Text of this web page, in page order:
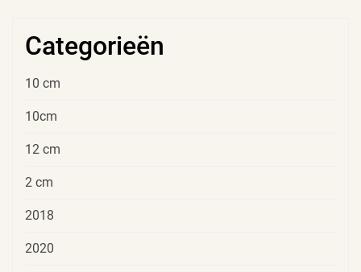
Categorieën
10 cm
10cm
12 cm
2 cm
2018
2020